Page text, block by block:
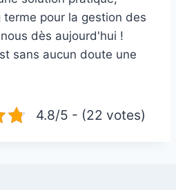
pour la gestion des
dès aujourd'hui !
sans aucun doute une
4.8/5 - (22 votes)